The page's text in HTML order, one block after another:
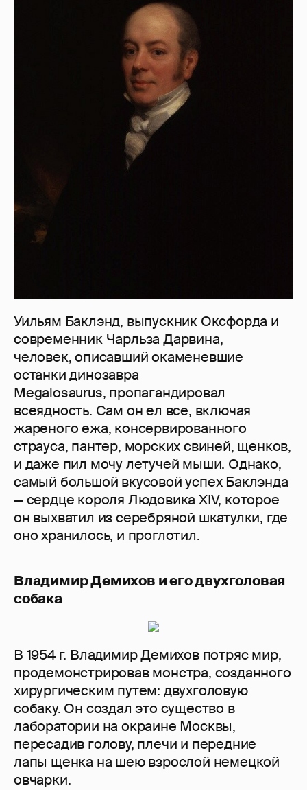
Уильям Баклэнд, выпускник Оксфорда и
современник Чарльза Дарвина,
человек, описавший окаменевшие
останки динозавра
Megalosaurus, пропагандировал
всеядность. Сам он ел все, включая
жареного ежа, консервированного
страуса, пантер, морских свиней, щенков,
и даже пил мочу летучей мыши. Однако,
самый большой вкусовой успех Баклэнда
— сердце короля Людовика XIV, которое
он выхватил из серебряной шкатулки, где
оно хранилось, и проглотил.
Владимир Демихов и его двухголовая
собака
В 1954 г. Владимир Демихов потряс мир,
продемонстрировав монстра, созданного
хирургическим путем: двухголовую
собаку. Он создал это существо в
лаборатории на окраине Москвы,
пересадив голову, плечи и передние
лапы щенка на шею взрослой немецкой
овчарки.